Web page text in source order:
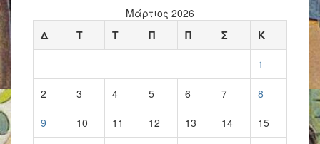
Μάρτιος 2026
Δ
Τ Τ Π Π Σ Κ
1
2 3 4 5 6 7 8
9 10 11 12 13 14 15